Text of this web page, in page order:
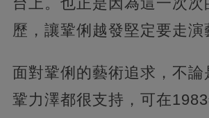
歷，讓鞏俐越發堅定要走演
面對鞏俐的藝術追求，不論
鞏力澤都很支持，可在